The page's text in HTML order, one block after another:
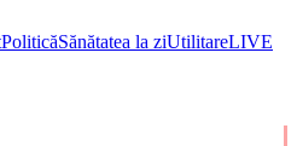
PoliticăSănătatea la ziUtilitareLIVE